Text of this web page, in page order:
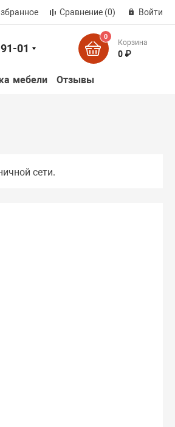
Сравнение (0) Войти
01
0
Корзина
0 ₽
мебели Отзывы
сети.